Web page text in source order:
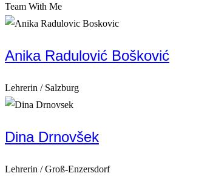
Team With Me
Anika Radulović Bošković
Lehrerin / Salzburg
Dina Drnovšek
Lehrerin / Groß-Enzersdorf